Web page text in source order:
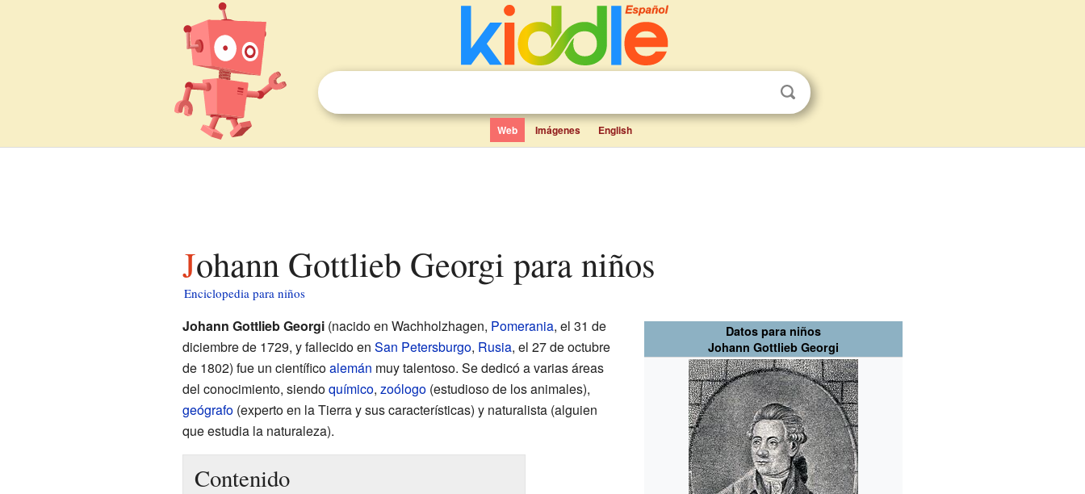
Web Imágenes English
Johann Gottlieb Georgi para niños
Enciclopedia para niños
Datos para niños
Johann Gottlieb Georgi
Johann Gottlieb Georgi(nacido en Wachholzhagen, Pomerania, el 31 de
diciembre de 1729, y fallecido en San Petersburgo, Rusia, el 27 de octubre
de 1802) fue un científicoalemán muy talentoso. Se dedicó a varias áreas
del conocimiento, siendoquímico, zoólogo(estudioso de los animales),
geógrafo(experto en la Tierra y sus características) y naturalista (alguien
que estudia la naturaleza).
Contenido